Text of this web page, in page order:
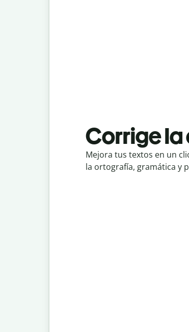
Corrige
Mejora tus textos en un
la ortografía, gramática y